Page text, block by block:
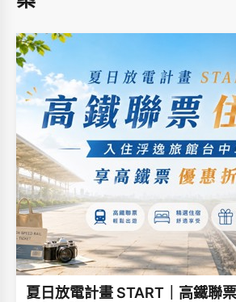
夏日放電計畫 START｜高鐵聯